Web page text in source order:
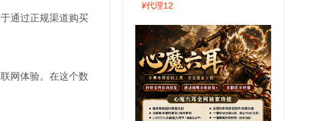
通过正规渠道购买
网体验。在这个数
包，7天退换认准拍拍卡激活码
¥代理12